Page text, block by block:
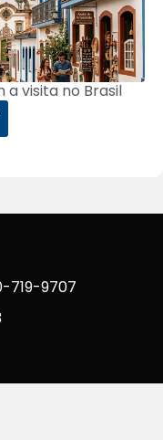
a visita no Brasil
719-9707